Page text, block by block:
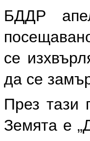
БДДР
се
да се
През тази
Земята е